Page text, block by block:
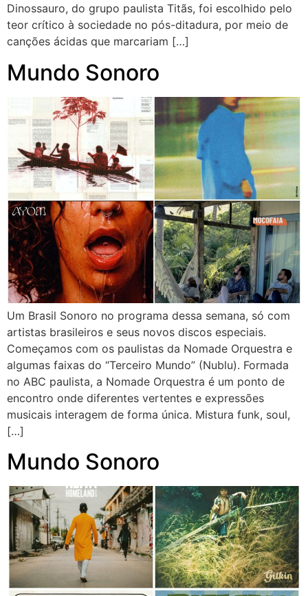
Dinossauro, do grupo paulista Titãs, foi escolhido pelo
teor crítico à sociedade no pós-ditadura, por meio de
canções ácidas que marcariam […]
Mundo Sonoro
Um Brasil Sonoro no programa dessa semana, só com
artistas brasileiros e seus novos discos especiais.
Começamos com os paulistas da Nomade Orquestra e
algumas faixas do “Terceiro Mundo” (Nublu). Formada
no ABC paulista, a Nomade Orquestra é um ponto de
encontro onde diferentes vertentes e expressões
musicais interagem de forma única. Mistura funk, soul,
[…]
Mundo Sonoro